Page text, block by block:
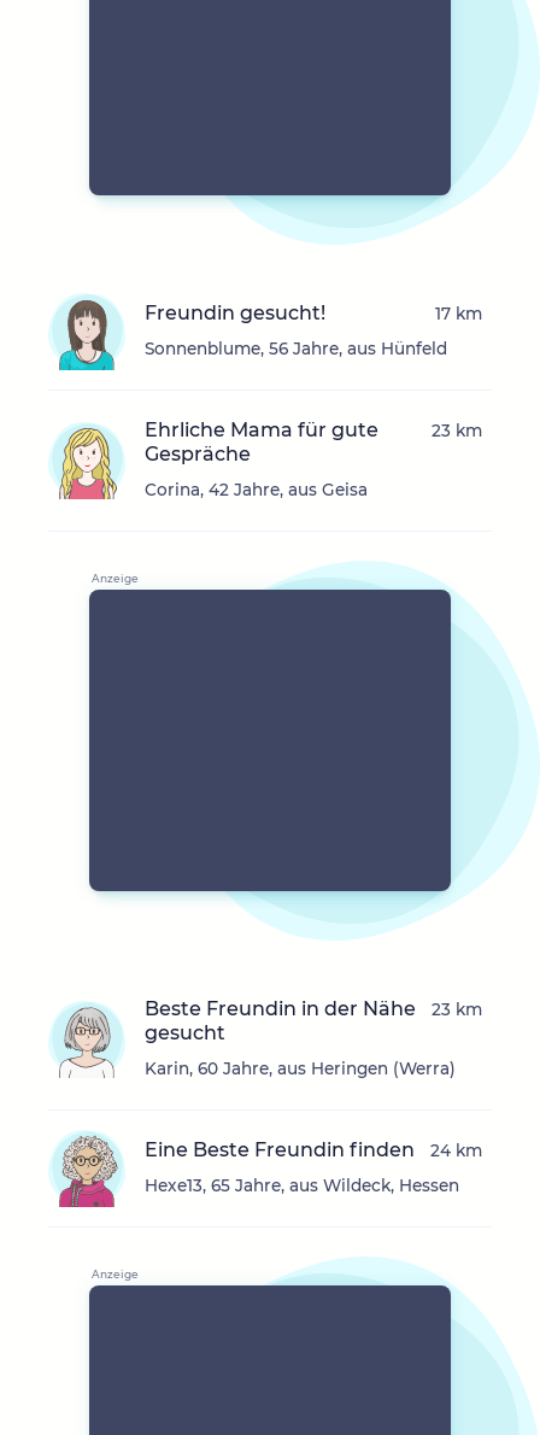
Freundin gesucht!
Sonnenblume, 56 Jahre, aus Hünfeld
17 km
Ehrliche Mama für gute
Gespräche
Corina, 42 Jahre, aus Geisa
23 km
Beste Freundin in der Nähe
gesucht
Karin, 60 Jahre, aus Heringen (Werra)
23 km
Eine Beste Freundin finden
Hexe13, 65 Jahre, aus Wildeck, Hessen
24 km